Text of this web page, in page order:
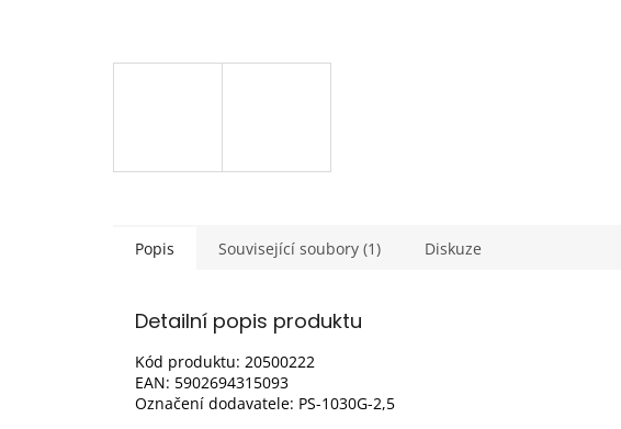
Popis Související soubory (1) Diskuze
Detailní popis produktu
Kód produktu: 20500222
EAN: 5902694315093
Označení dodavatele: PS-1030G-2,5